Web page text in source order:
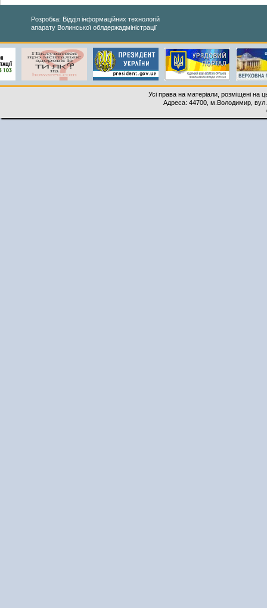
Розробка: Відділ інформаційних технологій
апарату Волинської облдержадміністрації
Усі права на матеріали, розміщені на
Адреса: 44700, м.Володимир,